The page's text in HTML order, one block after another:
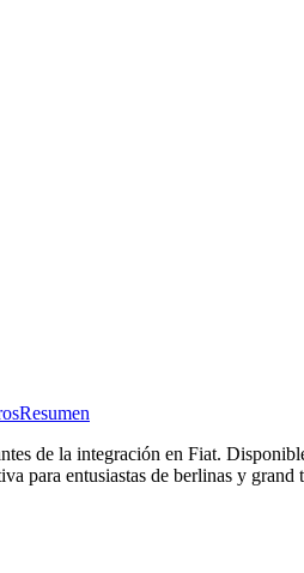
Resumen
de la integración en Fiat.
para entusiastas de berlinas y